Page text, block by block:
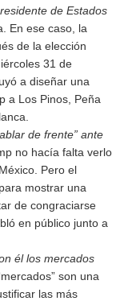
de Estados
En ese caso, la
de la elección
31 de
a diseñar una
a Los Pinos, Peña
de frente” ante
no hacía falta verlo
Pero el
mostrar una
de congraciarse
en público junto a
él los mercados
son una
las más